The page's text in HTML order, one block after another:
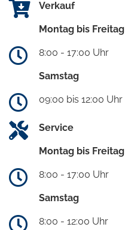
Verkauf
Montag bis Freitag
8:00 - 17:00 Uhr
Samstag
09:00 bis 12:00 Uhr
Service
Montag bis Freitag
8:00 - 17:00 Uhr
Samstag
8:00 - 12:00 Uhr